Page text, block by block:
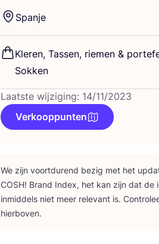
Span­je
Kle­ren, Tas­sen, rie­men &
Sokken
Laatste wijziging: 14/11/2023
Verkooppunten
We zijn voort­du­rend bezig met het
COSH! Brand Index, het kan zijn dat de
inmid­dels niet meer rele­vant is.
hierboven.